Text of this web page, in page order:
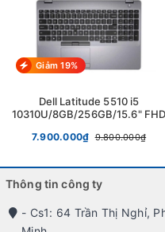
1080 pixels sẽ tạo ra những
sắc ấn tượng, sống động thu
tính năng Anti-glare giúp
đến trải nghiệm tuyệt vời
nits cung cấp độ tương
cao trải nghiệm người dùng.
Giảm 19%
Dell Latitude 5510 i5
10310U/8GB/256GB/15.6" FHD
7.900.000₫ 9.800.000₫
Thông tin công ty
- Cs1: 64 Trần Thị Nghỉ,